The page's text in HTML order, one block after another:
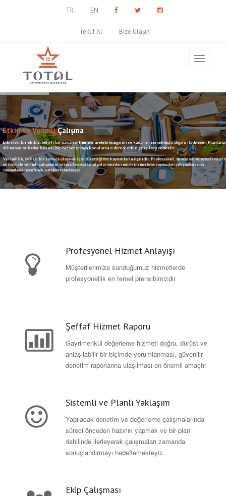
TR EN
Teklif Al Bize Ulaşın
Etkin ve VerimliÇalışma
Etkinlik, bir ekibin belirli bir zaman diliminde üretebileceğinin ne kadarını gerçekleştirdiğini ifade eder. Planlanan
diliminde ne kadar kaliteli bir hizmet ortaya konulursa o derece etkin çalışılmış demektir.
Verimlilik, belirli bir sonuca ulaşmak için tükettiğimiz kaynaklarla ilgilidir. Profesyonel, deneyimli ve yeterli
ekibimizle verimli çalışmalar ortaya koymakta, planlarımızdan mümkün mertebe sapmadan çalışmalarımızı
tamamlama hedefinde hareket etmekteyiz.
Profesyonel Hizmet Anlayışı
Müşterilerimize sunduğumuz hizmetlerde
profesyonellik en temel prensibimizdir
Şeffaf Hizmet Raporu
Gayrimenkul değerleme hizmeti doğru, dürüst ve
anlaşılabilir bir biçimde yorumlanması, güvenilir
denetim raporlarına ulaşılması en önemli amaçtır
Sistemli ve Planlı Yaklaşım
Yapılacak denetim ve değerleme çalışmalarında
süreci önceden hazırlık yapmak ve bir plan
dahilinde ilerleyerek çalışmaları zamanda
sonuçlandırmayı hedeflemekteyiz.
Ekip Çalışması